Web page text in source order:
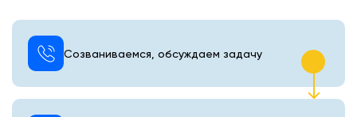
Созваниваемся, обсуждаем задачу